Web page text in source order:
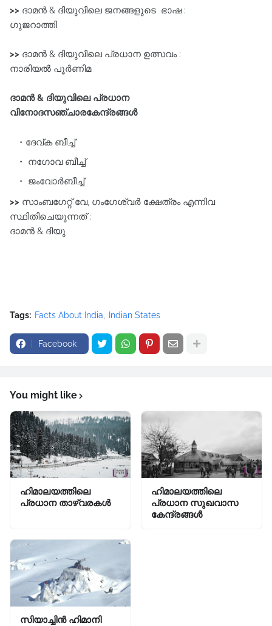
>> ദാമൻ & ദിയുവിലെ ജനങ്ങളുടെ ഭാഷ :
ഗുജറാത്തി
>> ദാമൻ & ദിയുവിലെ പ്രധാന ഉത്സവം :
നാരിയൽ പൂർണിമ
ദാമൻ & ദിയുവിലെ പ്രധാന
വിനോദസഞ്ചാരകേന്ദ്രങ്ങൾ
ദേവ്ക ബീച്ച്‌
നഗോവ ബീച്ച്‌
ജംവോർബീച്ച്‌
>> സാംബഗേറ്റ് വേ, ഗംഗേശ്വർ ക്ഷേത്രം എന്നിവ
സ്ഥിതിചെയുന്നത്‌ :
ദാമൻ & ദിയു
Tags: Facts About India Indian States
Facebook
You might like
ഹിമാലയത്തിലെ
പ്രധാന താഴ്വരകൾ
ഹിമാലയത്തിലെ
പ്രധാന സുഖവാസ
കേന്ദ്രങ്ങൾ
സിയാച്ചിന്‍ ഹിമാനി